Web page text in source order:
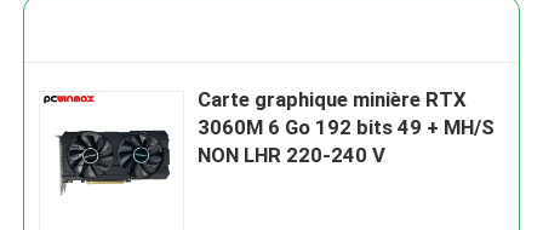
Carte graphique minière RTX
3060M 6 Go 192 bits 49 + MH/S
NON LHR 220-240 V